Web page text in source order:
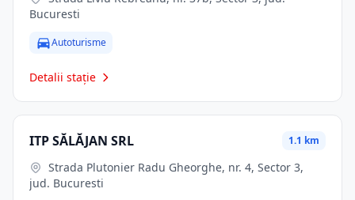
Bucuresti
Autoturisme
Detalii stație
ITP SĂLĂJAN SRL 1.1 km
jud. Bucuresti